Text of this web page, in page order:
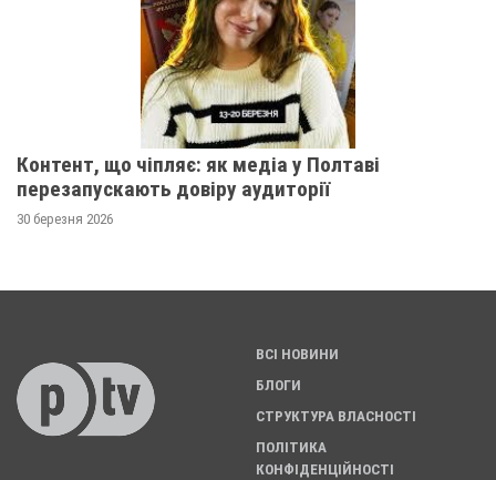
Контент, що чіпляє: як медіа у Полтаві
перезапускають довіру аудиторії
30 березня 2026
ВСІ НОВИНИ
БЛОГИ
СТРУКТУРА ВЛАСНОСТІ
ПОЛІТИКА
КОНФІДЕНЦІЙНОСТІ